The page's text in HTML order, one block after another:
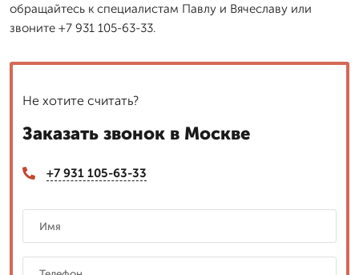
обращайтесь к специалистам Павлу и Вячеславу или
звоните +7 931 105-63-33.
Не хотите считать?
Заказать звонок в Москве
+7 931 105-63-33